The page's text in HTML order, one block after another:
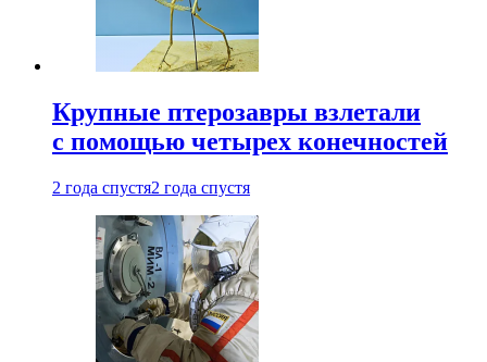
Крупные птерозавры взлетали
с помощью четырех конечностей
2 года спустя2 года спустя